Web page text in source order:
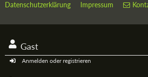
Datenschutzerklärung Impressum
Gast
Anmelden oder registrieren